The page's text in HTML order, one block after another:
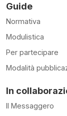
Guide
Normativa
Modulistica
Per partecipare
Modalità
In
Il Messaggero